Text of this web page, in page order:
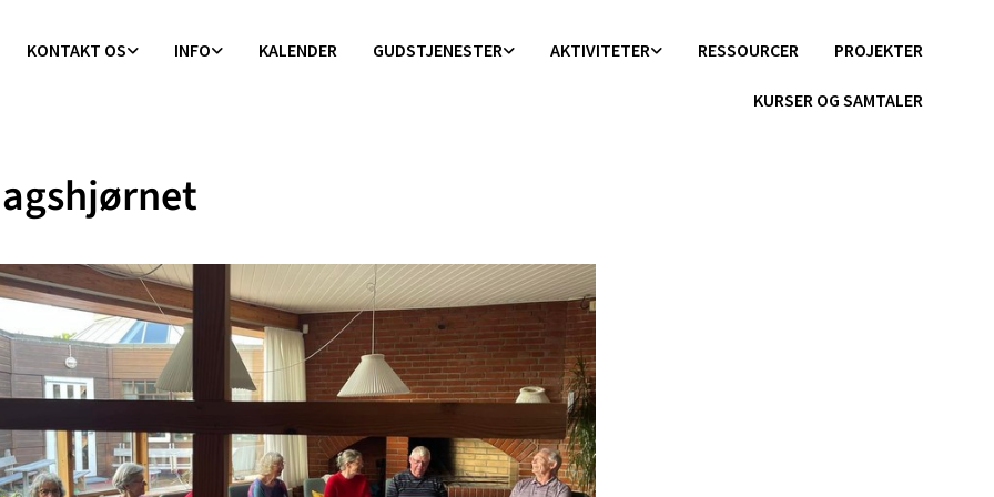
KONTAKT OS INFO KALENDER GUDSTJENESTER AKTIVITETER RESSOURCER PROJEKTER
KURSER OG SAMTALER